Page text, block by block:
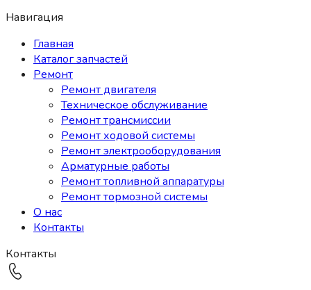
Навигация
Главная
Каталог запчастей
Ремонт
Ремонт двигателя
Техническое обслуживание
Ремонт трансмиссии
Ремонт ходовой системы
Ремонт электрооборудования
Арматурные работы
Ремонт топливной аппаратуры
Ремонт тормозной системы
О нас
Контакты
Контакты